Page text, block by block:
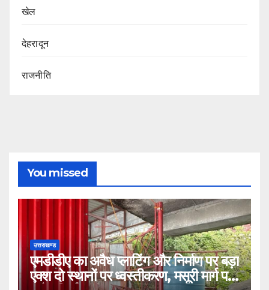
खेल
देहरादून
राजनीति
You missed
उत्तराखण्ड
एमडीडीए का अवैध प्लाटिंग और निर्माण पर बड़ा
एक्श दो स्थानों पर ध्वस्तीकरण, मसूरी मार्ग पर